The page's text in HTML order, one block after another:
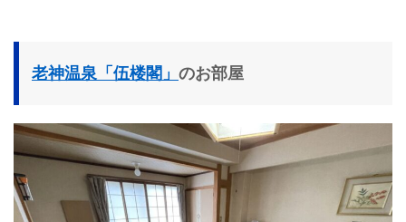
老神温泉「伍楼閣」 のお部屋